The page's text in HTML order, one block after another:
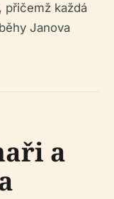
přičemž každá
Janova
a